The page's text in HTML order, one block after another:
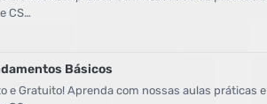
CS…
Básicos
e Gratuito! Aprenda com nossas aulas práticas e